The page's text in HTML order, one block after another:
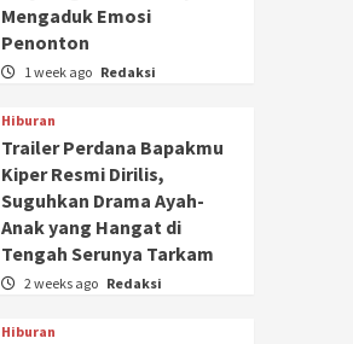
Mengaduk Emosi
Penonton
1 week ago Redaksi
Hiburan
Trailer Perdana Bapakmu
Kiper Resmi Dirilis,
Suguhkan Drama Ayah-
Anak yang Hangat di
Tengah Serunya Tarkam
2 weeks ago Redaksi
Hiburan